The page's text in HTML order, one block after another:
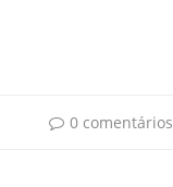
0 comentários